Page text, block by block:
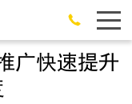
广快速提升